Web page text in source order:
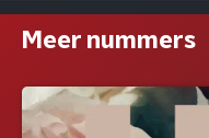
Meer nummers